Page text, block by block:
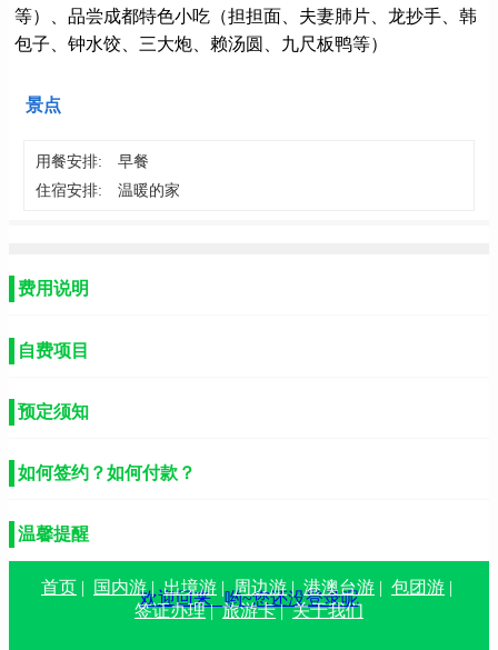
等）、品尝成都特色小吃（担担面、夫妻肺片、龙抄手、韩
包子、钟水饺、三大炮、赖汤圆、九尺板鸭等）
景点
用餐安排:
早餐
住宿安排:
温暖的家
费用说明
自费项目
预定须知
如何签约？如何付款？
温馨提醒
欢迎回来哟~您还没登录呢
首页 | 国内游|出境游 |周边游|港澳台游 | 包团游 |
签证办理|旅游卡|关于我们